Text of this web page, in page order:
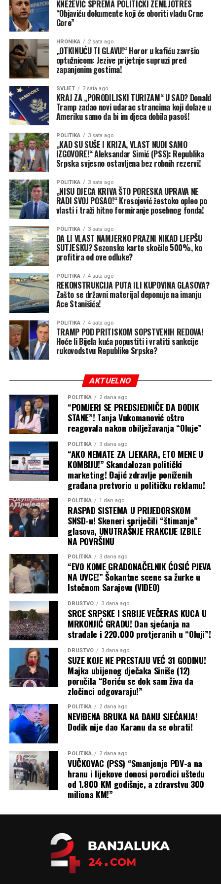
Kako je naveo, za razliku od dijelova gdje će u subotu
temperatura pasti za pet do sedam stepeni, na jugu
Hercegovine promjena će biti gotovo neprimjetna i
temperatura će biti niža za samo jedan do tri stepena.
Prognoza RHMZ-a po danima
Petak, 7. avgust
Jutro i prijepodne biće pretežno sunčano, a na
sjeveroistoku uz više oblaka lokalno ponegdje
kratkotrajna slaba kiša.
“Od sredine dana razvoj oblačnosti, prvo u brdsko
planinskim predjelima, donosi lokalne pljuskove sa
grmljavinom koji ponegdje mogu biti jači. Padavine će
biti lokalnog karaktera i dosta mjesta će ostati suvo.
Maksimalna temperatura vazduha od 33 na zapadu do
38 na sjeveroistoku, u višim predjelima od 27 stepeni”,
navode iz RHMZ-a. Pročitajte i ovo:
Subota, 8. avgust
Pretežno sunčano jutro u većini predjela biće i u subotu,
a na sjeveru promjenljivo oblačno.
“Od sredine dana razvoj oblačnosti donosi lokalno kišu i
pljuskove praćene grmljavinom. Pljuskovi ponegdje
mogu biti i jači praćeni jakim vjetrom. Na krajnjem
sjeveru i zapadu ostaje uglavnom suvo vrijeme.
Maksimalna temperatura vazduha od 29 do 36, u višim
predjelima od 25 stepeni”, stoji u prognozi.
U nedjelju pretežno sunčano uz dnevni razvoj oblačnosti
koji samo lokalno u brdsko planinskim predjelima na
jugozapadu i jugoistoku može usloviti kratkotrajni
pljusak.
“Minimalna temperatura vazduha od 15 do 21, na jugu
do 26, a u višim predjelima od 12. Maksimalna
temperatura vazduha od 32 do 37, u višim predjelima od
Ponedjeljak, 10. avgust
U ponedjeljak će biti sunčano i vruće uz lokalno malu do
umjerenu oblačnost.
“Minimalna temperatura vazduha od 14 do 22, na jugu
do 26. Maksimalna temperatura vazduha od 34 do 39, u
višim predjelima od 28 stepeni”, navode meteorolozi.
Utorak, 11. avgust
Pretežno sunčano i vruće biće i u utorak.
“Minimalna temperatura vazduha od 15 do 23, na jugu
26. Maksimalna temperatura vazduha od 35 do 40, u
višim predjelima od 29 stepeni”, ističu iz RHMZ-a.
KNEŽEVIĆ SPREMA POLITIČKI ZEMLJOTRES
“Objaviću dokumente koji će oboriti vladu Crne
Gore”
HRONIKA 2 sata ago
„OTKINUĆU TI GLAVU!“ Horor u kafiću završio
optužnicom: Jezive prijetnje supruzi pred
zapanjenim gostima!
SVIJET 3 sata ago
KRAJ ZA „PORODILJSKI TURIZAM“ U SAD? Donald
Tramp zadao novi udarac strancima koji dolaze u
Ameriku samo da bi im djeca dobila pasoš!
POLITIKA 3 sata ago
„KAD SU SUŠE I KRIZA, VLAST NUDI SAMO
IZGOVORE!“ Aleksandar Simić (PSS): Republika
Srpska svjesno ostavljena bez robnih rezervi!
POLITIKA 3 sata ago
„NISU DJECA KRIVA ŠTO PORESKA UPRAVA NE
RADI SVOJ POSAO!“ Kresojević žestoko opleo po
vlasti i traži hitno formiranje posebnog fonda!
POLITIKA 3 sata ago
DA LI VLAST NAMJERNO PRAZNI NIKAD LJEPŠU
SUTJESKU? Sezonske karte skočile 500%, ko
profitira od ove odluke?
POLITIKA 4 sata ago
REKONSTRUKCIJA PUTA ILI KUPOVINA GLASOVA?
Zašto se državni materijal deponuje na imanju
Ace Stanišića!
POLITIKA 4 sata ago
TRAMP POD PRITISKOM SOPSTVENIH REDOVA!
Hoće li Bijela kuća popustiti i vratiti sankcije
rukovodstvu Republike Srpske?
AKTUELNO
POLITIKA 2 dana ago
“POMJERI SE PREDSJEDNIČE DA DODIK
STANE”! Tanja Vukomanović oštro
reagovala nakon obilježavanja “Oluje”
POLITIKA 3 dana ago
“AKO NEMATE ZA LJEKARA, ETO MENE U
KOMBIJU!” Skandalozan politički
marketing! Đajić zdravlje poniženih
građana pretvorio u političku reklamu!
POLITIKA 1 dan ago
RASPAD SISTEMA U PRIJEDORSKOM
SNSD-u! Skeneri spriječili “štimanje”
glasova, UNUTRAŠNJE FRAKCIJE IZBILE
NA POVRŠINU
POLITIKA 3 dana ago
“EVO KOME GRADONAČELNIK ĆOSIĆ PJEVA
NA UVCE!” Šokantne scene sa žurke u
Istočnom Sarajevu (VIDEO)
DRUŠTVO 3 dana ago
SRCE SRPSKE I SRBIJE VEČERAS KUCA U
MRKONJIĆ GRADU! Dan sjećanja na
stradale i 220.000 protjeranih u “Oluji”!
DRUŠTVO 3 dana ago
SUZE KOJE NE PRESTAJU VEĆ 31 GODINU!
Majka ubijenog dječaka Siniše (12)
poručila “Boriću se dok sam živa da
zločinci odgovaraju!”
POLITIKA 2 dana ago
NEVIĐENA BRUKA NA DANU SJEĆANJA!
Dodik nije dao Karanu da se obrati!
POLITIKA 2 dana ago
VUČKOVAC (PSS) “Smanjenje PDV-a na
hranu i lijekove donosi porodici uštedu
od 1.800 KM godišnje, a zdravstvu 300
miliona KM!”